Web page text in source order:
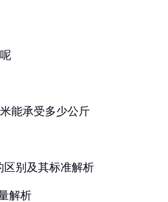
能承受多少公斤
区别及其标准解析
解析